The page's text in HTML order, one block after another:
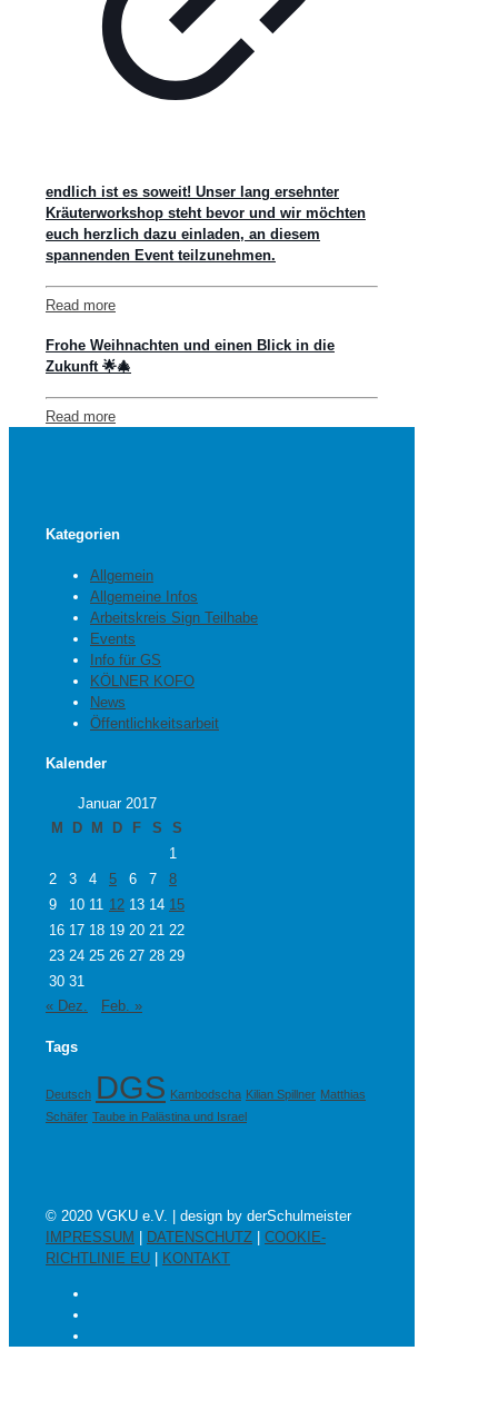
endlich ist es soweit! Unser lang ersehnter
Kräuterworkshop steht bevor und wir möchten
euch herzlich dazu einladen, an diesem
spannenden Event teilzunehmen.
Read more
Frohe Weihnachten und einen Blick in die
Zukunft 🌟🎄
Read more
Kategorien
Allgemein
Allgemeine Infos
Arbeitskreis Sign Teilhabe
Events
Info für GS
KÖLNER KOFO
News
Öffentlichkeitsarbeit
Kalender
Januar 2017
M
D M D F S
S
1
2
3 4 5 6 7
8
9
10 11 12 13 14 15
16 17 18 19 20 21 22
23 24 25 26 27 28 29
30 31
« Dez.
Feb. »
Tags
Deutsch DGS Kambodscha Kilian Spillner Matthias
Schäfer Taube in Palästina und Israel
© 2020 VGKU e.V. | design by derSchulmeister
IMPRESSUM
DATENSCHUTZ
COOKIE-
RICHTLINIE EU
KONTAKT